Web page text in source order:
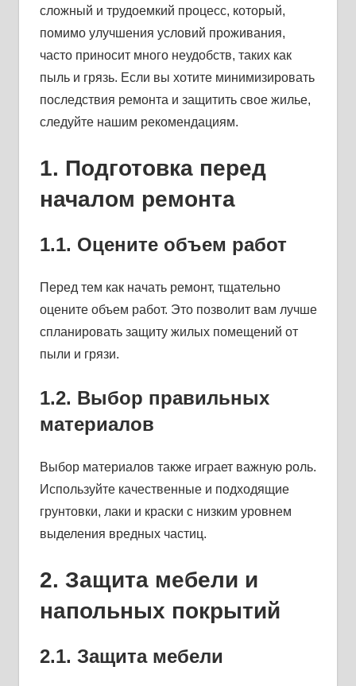
сложный и трудоемкий процесс, который,
помимо улучшения условий проживания,
часто приносит много неудобств, таких как
пыль и грязь. Если вы хотите минимизировать
последствия ремонта и защитить свое жилье,
следуйте нашим рекомендациям.
1. Подготовка перед
началом ремонта
1.1. Оцените объем работ
Перед тем как начать ремонт, тщательно
оцените объем работ. Это позволит вам лучше
спланировать защиту жилых помещений от
пыли и грязи.
1.2. Выбор правильных
материалов
Выбор материалов также играет важную роль.
Используйте качественные и подходящие
грунтовки, лаки и краски с низким уровнем
выделения вредных частиц.
2. Защита мебели и
напольных покрытий
2.1. Защита мебели